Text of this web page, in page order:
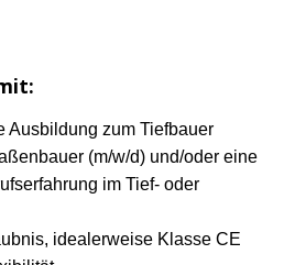
Ausbildung zum Tiefbauer
(m/w/d) und/oder eine
im Tief- oder
idealerweise Klasse CE